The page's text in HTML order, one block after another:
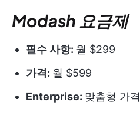
Modash 요금제
필수 사항: 월 $299
가격: 월 $599
Enterprise: 맞춤형 가격